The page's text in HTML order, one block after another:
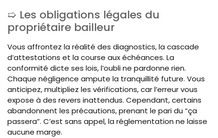
Les obligations légales du
propriétaire bailleur
Vous affrontez la réalité des diagnostics, la cascade
d’attestations et la course aux échéances. La
conformité dicte ses lois, l’oubli ne pardonne rien.
Chaque négligence ampute la tranquillité future. Vous
anticipez, multipliez les vérifications, car l’erreur vous
expose à des revers inattendus. Cependant, certains
abandonnent les précautions, prenant le pari du “ça
passera”. C’est sans appel, la réglementation ne laisse
aucune marge.